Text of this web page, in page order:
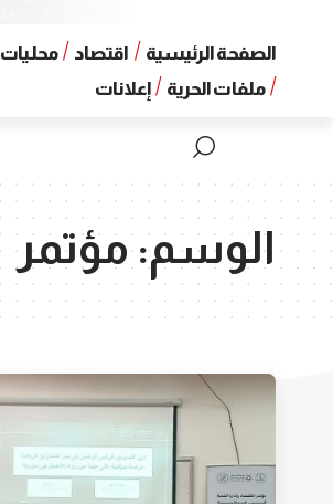
الصفحة الرئيسية اقتصاد محليات
ملفات الحرية
إعلانات
الوسم:مؤتمر